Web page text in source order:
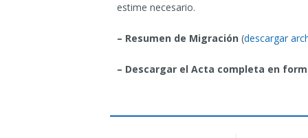
estime necesario.
– Resumen de Migración (descargar
– Descargar el Acta completa en